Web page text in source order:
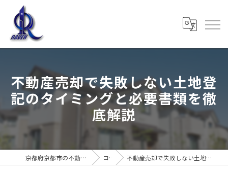
不動産売却で失敗しない土地登
記のタイミングと必要書類を徹
底解説
京都府京都市の不動産売却なら株式会社RAVEN コラム 不動産売却で失敗しない土地登記のタイミングと必要書類を徹底解説